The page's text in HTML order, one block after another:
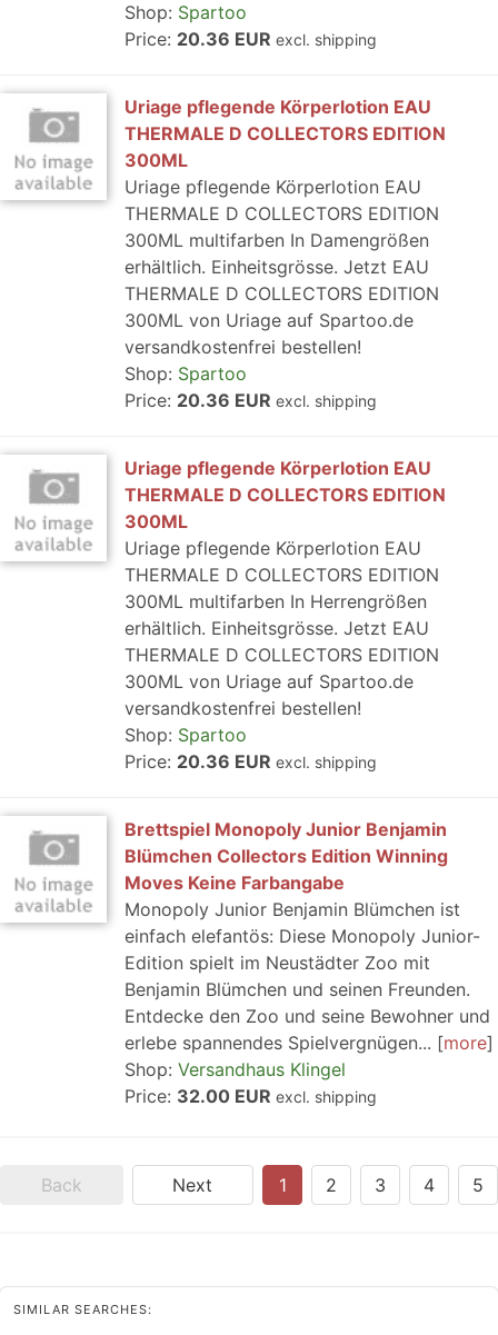
Shop: Spartoo
Price: 20.36 EUR excl. shipping
Uriage pflegende Körperlotion EAU
THERMALE D COLLECTORS EDITION
300ML
Uriage pflegende Körperlotion EAU
THERMALE D COLLECTORS EDITION
300ML multifarben In Damengrößen
erhältlich. Einheitsgrösse. Jetzt EAU
THERMALE D COLLECTORS EDITION
300ML von Uriage auf Spartoo.de
versandkostenfrei bestellen!
Shop: Spartoo
Price: 20.36 EUR excl. shipping
Uriage pflegende Körperlotion EAU
THERMALE D COLLECTORS EDITION
300ML
Uriage pflegende Körperlotion EAU
THERMALE D COLLECTORS EDITION
300ML multifarben In Herrengrößen
erhältlich. Einheitsgrösse. Jetzt EAU
THERMALE D COLLECTORS EDITION
300ML von Uriage auf Spartoo.de
versandkostenfrei bestellen!
Shop: Spartoo
Price: 20.36 EUR excl. shipping
Brettspiel Monopoly Junior Benjamin
Blümchen Collectors Edition Winning
Moves Keine Farbangabe
Monopoly Junior Benjamin Blümchen ist
einfach elefantös: Diese Monopoly Junior-
Edition spielt im Neustädter Zoo mit
Benjamin Blümchen und seinen Freunden.
Entdecke den Zoo und seine Bewohner und
erlebe spannendes Spielvergnügen...
more
Shop: Versandhaus Klingel
Price: 32.00 EUR excl. shipping
Back Next 1 2 3 4 5
SIMILAR SEARCHES: